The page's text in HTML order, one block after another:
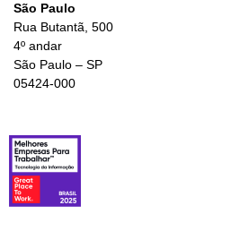
São Paulo
Rua Butantã, 500
4º andar
São Paulo – SP
05424-000